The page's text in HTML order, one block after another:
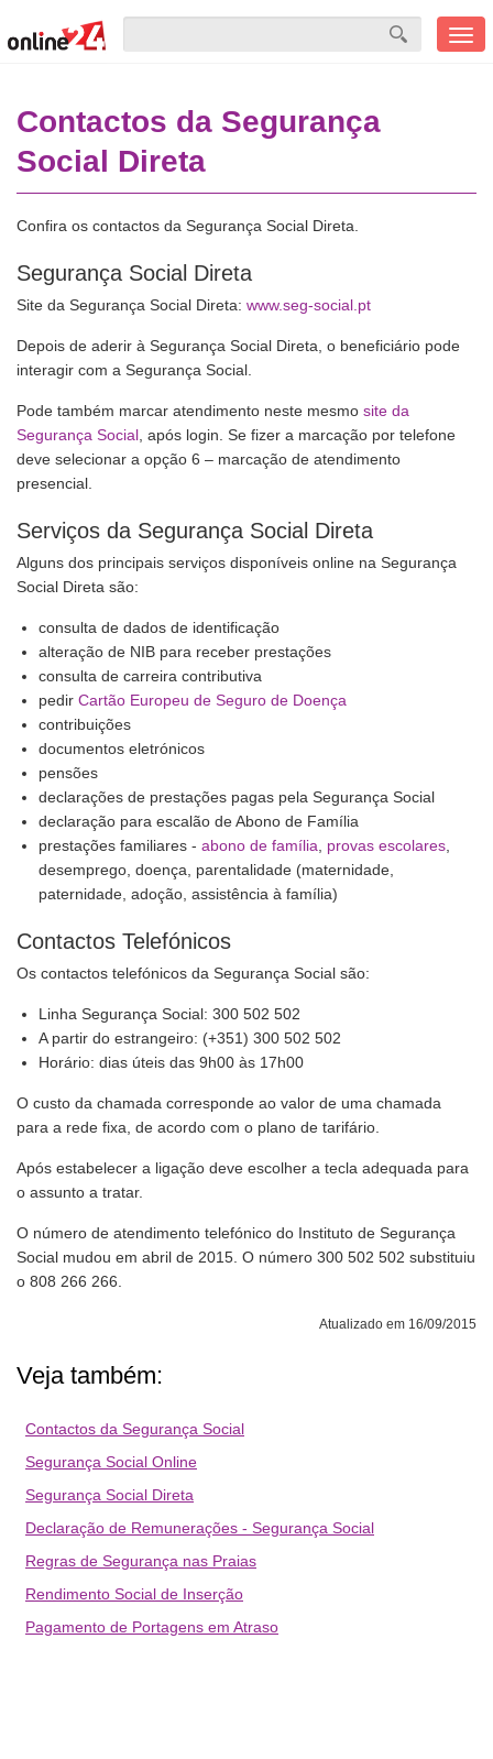
Contactos da Segurança
Social Direta
Confira os contactos da Segurança Social Direta.
Segurança Social Direta
Site da Segurança Social Direta: www.seg-social.pt
Depois de aderir à Segurança Social Direta, o beneficiário pode
interagir com a Segurança Social.
Pode também marcar atendimento neste mesmo site da
Segurança Social , após login. Se fizer a marcação por telefone
deve selecionar a opção 6 – marcação de atendimento
presencial.
Serviços da Segurança Social Direta
Alguns dos principais serviços disponíveis online na Segurança
Social Direta são:
consulta de dados de identificação
alteração de NIB para receber prestações
consulta de carreira contributiva
pedir Cartão Europeu de Seguro de Doença
contribuições
documentos eletrónicos
pensões
declarações de prestações pagas pela Segurança Social
declaração para escalão de Abono de Família
prestações familiares - abono de família provas escolares
desemprego, doença, parentalidade (maternidade,
paternidade, adoção, assistência à família)
Contactos Telefónicos
Os contactos telefónicos da Segurança Social são:
Linha Segurança Social: 300 502 502
A partir do estrangeiro: (+351) 300 502 502
Horário: dias úteis das 9h00 às 17h00
O custo da chamada corresponde ao valor de uma chamada
para a rede fixa, de acordo com o plano de tarifário.
Após estabelecer a ligação deve escolher a tecla adequada para
o assunto a tratar.
O número de atendimento telefónico do Instituto de Segurança
Social mudou em abril de 2015. O número 300 502 502 substituiu
o 808 266 266.
Atualizado em 16/09/2015
Veja também:
Contactos da Segurança Social
Segurança Social Online
Segurança Social Direta
Declaração de Remunerações - Segurança Social
Regras de Segurança nas Praias
Rendimento Social de Inserção
Pagamento de Portagens em Atraso